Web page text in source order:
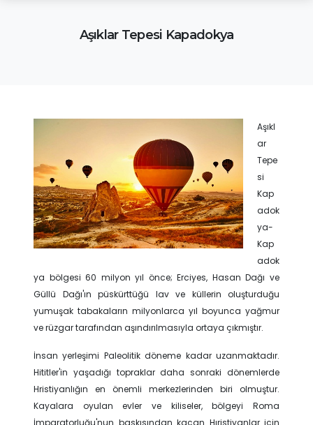
Aşıklar Tepesi Kapadokya
Aşıkl
ar
Tepe
si
Kap
adok
ya-
Kap
adok
ya bölgesi 60 milyon yıl önce; Erciyes, Hasan Dağı ve
Güllü Dağı'ın püskürttüğü lav ve küllerin oluşturduğu
yumuşak tabakaların milyonlarca yıl boyunca yağmur
ve rüzgar tarafından aşındırılmasıyla ortaya çıkmıştır.
İnsan yerleşimi Paleolitik döneme kadar uzanmaktadır.
Hititler'in yaşadığı topraklar daha sonraki dönemlerde
Hristiyanlığın en önemli merkezlerinden biri olmuştur.
Kayalara oyulan evler ve kiliseler, bölgeyi Roma
İmparatorluğu'nun baskısından kaçan Hıristiyanlar için